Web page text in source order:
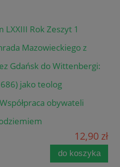
Rok Zeszyt 1
Mazowieckiego z
Gdańsk do Wittenbergi:
jako teolog
obywateli
12,90 zł
do koszyka